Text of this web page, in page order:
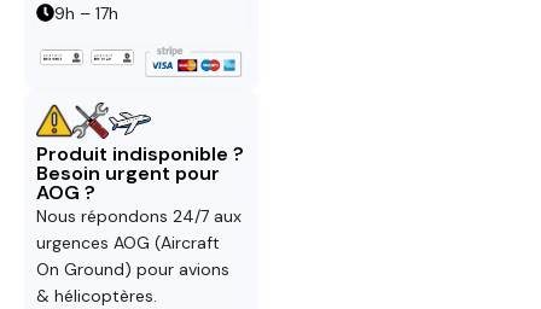
9h – 17h
Produit indisponible ?
Besoin urgent pour
AOG ?
Nous répondons 24/7 aux
urgences AOG (Aircraft
On Ground) pour avions
& hélicoptères.